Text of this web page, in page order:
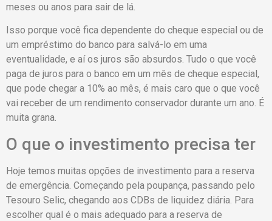
meses ou anos para sair de lá.
Isso porque você fica dependente do cheque especial ou de
um empréstimo do banco para salvá-lo em uma
eventualidade, e aí os juros são absurdos. Tudo o que você
paga de juros para o banco em um mês de cheque especial,
que pode chegar a 10% ao mês, é mais caro que o que você
vai receber de um rendimento conservador durante um ano. É
muita grana.
O que o investimento precisa ter
Hoje temos muitas opções de investimento para a reserva
de emergência. Começando pela poupança, passando pelo
Tesouro Selic, chegando aos CDBs de liquidez diária. Para
escolher qual é o mais adequado para a reserva de